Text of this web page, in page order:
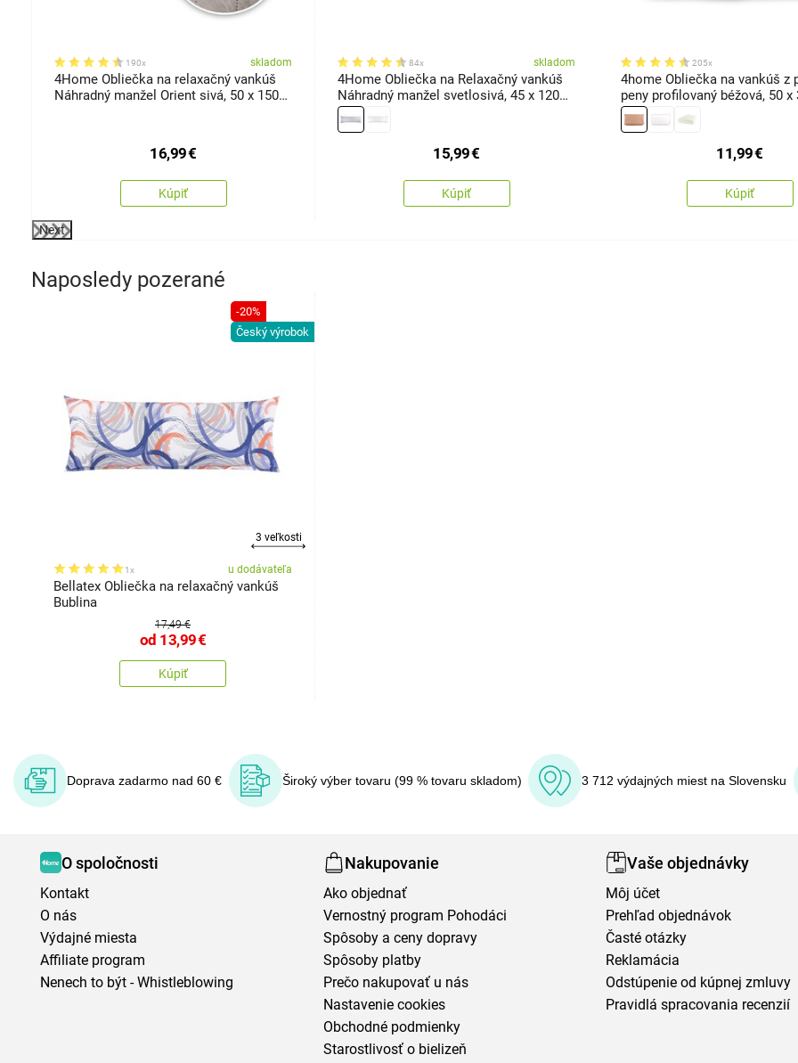
190x skladom
4Home Obliečka na relaxačný vankúš
Náhradný manžel Orient sivá, 50 x 150
16,99€
Kúpiť
84x skladom
4Home Obliečka na Relaxačný vankúš
Náhradný manžel svetlosivá, 45 x 120
cm
15,99€
Kúpiť
205x
4home Obliečka na vankúš z
peny profilovaný béžová, 50
11,99€
Kúpiť
Next
Naposledy pozerané
-20%
Český výrobok
3 veľkosti
1x u dodávateľa
Bellatex Obliečka na relaxačný vankúš
Bublina
17,49 €
od 13,99€
Kúpiť
Doprava zadarmo nad 60 € Široký výber tovaru (99 % tovaru skladom) 3 712 výdajných miest na Slovensku
O spoločnosti
Kontakt
O nás
Výdajné miesta
Affiliate program
Nenech to být - Whistleblowing
Nakupovanie
Ako objednať
Vernostný program Pohodáci
Spôsoby a ceny dopravy
Spôsoby platby
Prečo nakupovať u nás
Nastavenie cookies
Obchodné podmienky
Starostlivosť o bielizeň
Vaše objednávky
Môj účet
Prehľad objednávok
Časté otázky
Reklamácia
Odstúpenie od kúpnej zmluvy
Pravidlá spracovania recenzií